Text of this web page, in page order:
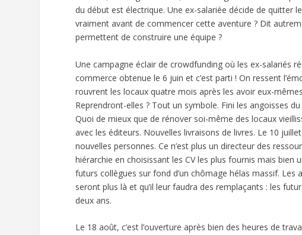
du début est électrique. Une ex-salariée décide de quitter
vraiment avant de commencer cette aventure ? Dit
permettent de construire une équipe ?
Une campagne éclair de crowdfunding où les ex-salariés
commerce obtenue le 6 juin et c’est parti ! On ressent
rouvrent les locaux quatre mois après les avoir eux-
Reprendront-elles ? Tout un symbole. Fini les angoisses
Quoi de mieux que de rénover soi-même des locaux
avec les éditeurs. Nouvelles livraisons de livres. Le 10
nouvelles personnes. Ce n’est plus un directeur des
hiérarchie en choisissant les CV les plus fournis mais
futurs collègues sur fond d’un chômage hélas massif.
seront plus là et qu’il leur faudra des remplaçants : les
deux ans.
Le 18 août, c’est l’ouverture après bien des heures de